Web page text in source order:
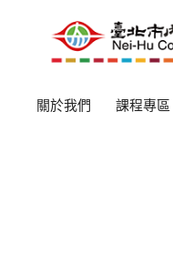
關於我們 課程專區